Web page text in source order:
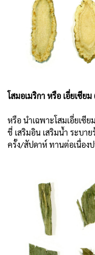
โสมอเมริกา หรือ เอี่ยเซีย
หรือ นำเฉพาะโสมเอี่ยเซี
ชี่ เสริมอิน เสริมน้ำ ระบา
ครั้ง/สัปดาห์ ทานต่อเนื่อง